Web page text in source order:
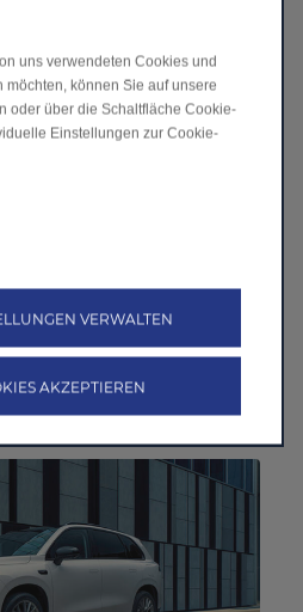
>
uns verwendeten Cookies und
möchten, können Sie auf unsere
oder über die Schaltfläche Cookie-
Einstellungen zur Cookie-
VERWALTEN
AKZEPTIEREN